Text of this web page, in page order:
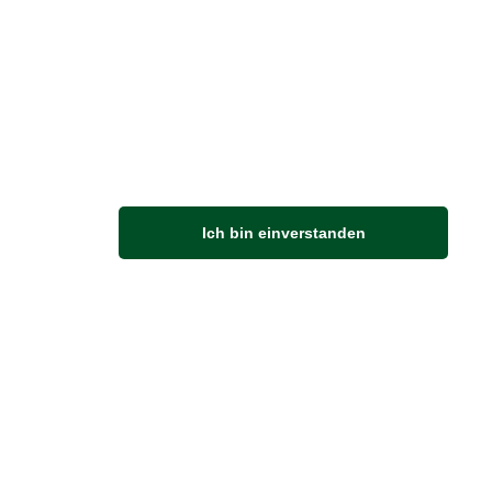
Ich bin einverstanden
Anfahrt